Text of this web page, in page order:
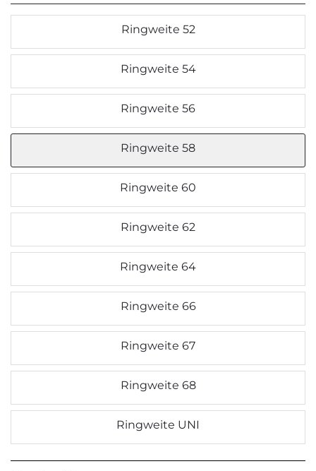
Ringweite 52
Ringweite 54
Ringweite 56
Ringweite 58
Ringweite 60
Ringweite 62
Ringweite 64
Ringweite 66
Ringweite 67
Ringweite 68
Ringweite UNI